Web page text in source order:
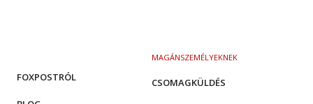
MAGÁNSZEMÉLYEKNEK
CSOMAGKÜLDÉS
FOXPOSTRÓL